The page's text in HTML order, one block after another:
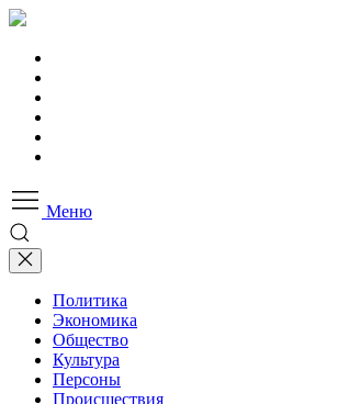
Меню
Политика
Экономика
Общество
Культура
Персоны
Происшествия